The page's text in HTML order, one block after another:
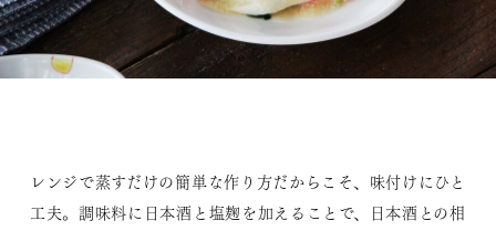
レンジで蒸すだけの簡単な作り方だからこそ、味付けにひと
工夫。調味料に日本酒と塩麹を加えることで、日本酒との相